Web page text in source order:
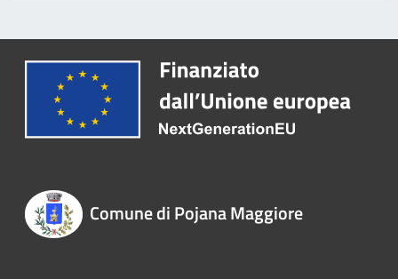
Comune di Pojana Maggiore